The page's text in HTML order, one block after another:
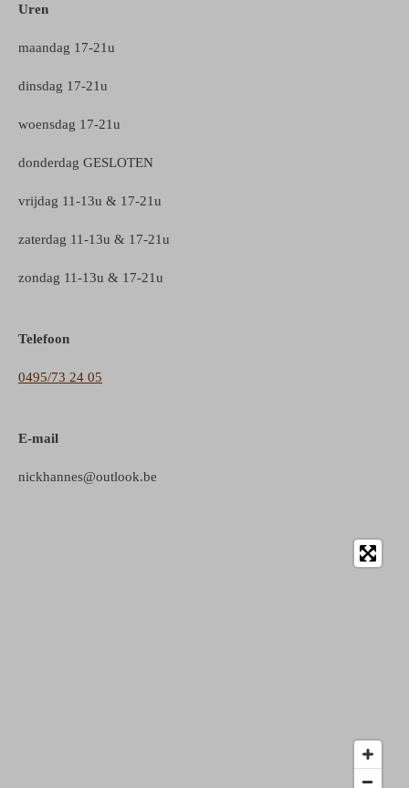
Uren
maandag 17-21u
dinsdag 17-21u
woensdag 17-21u
donderdag GESLOTEN
vrijdag 11-13u & 17-21u
zaterdag 11-13u & 17-21u
zondag 11-13u & 17-21u
Telefoon
0495/73 24 05
E-mail
nickhannes@outlook.be